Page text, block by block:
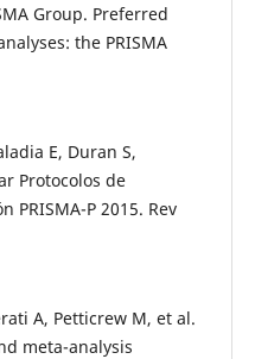
Group. Preferred
the PRISMA
E, Duran S,
Protocolos de
PRISMA-P 2015. Rev
A, Petticrew M, et al.
meta-analysis